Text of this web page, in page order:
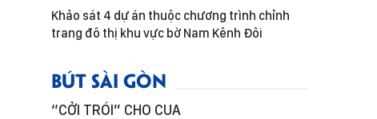
Khảo sát 4 dự án thuộc chương trình chỉnh
trang đô thị khu vực bờ Nam Kênh Đôi
BÚT SÀI GÒN
“CỞI TRÓI” CHO CUA